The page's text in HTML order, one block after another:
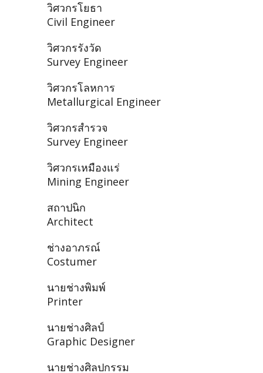
วิศวกรโยธา
Civil Engineer
วิศวกรรังวัด
Survey Engineer
วิศวกรโลหการ
Metallurgical Engineer
วิศวกรสำรวจ
Survey Engineer
วิศวกรเหมืองแร่
Mining Engineer
สถาปนิก
Architect
ช่างอาภรณ์
Costumer
นายช่างพิมพ์
Printer
นายช่างศิลป์
Graphic Designer
นายช่างศิลปกรรม